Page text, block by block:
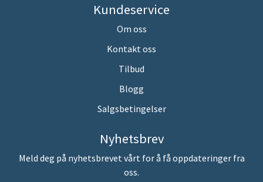
Kundeservice
Om oss
Kontakt oss
Tilbud
Blogg
Salgsbetingelser
Nyhetsbrev
Meld deg på nyhetsbrevet vårt for å få oppdateringer fra
oss.